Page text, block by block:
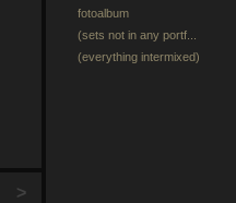
>
fotoalbum
(sets not in any portf...
(everything intermixed)